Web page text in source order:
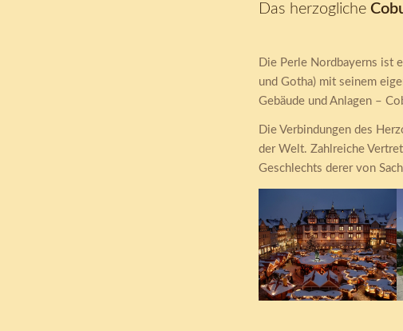
Das herzogliche
Die Perle Nordbayerns ist
und Gotha) mit seinem
Gebäude und Anlagen –
Die Verbindungen des
der Welt. Zahlreiche
Geschlechts derer von